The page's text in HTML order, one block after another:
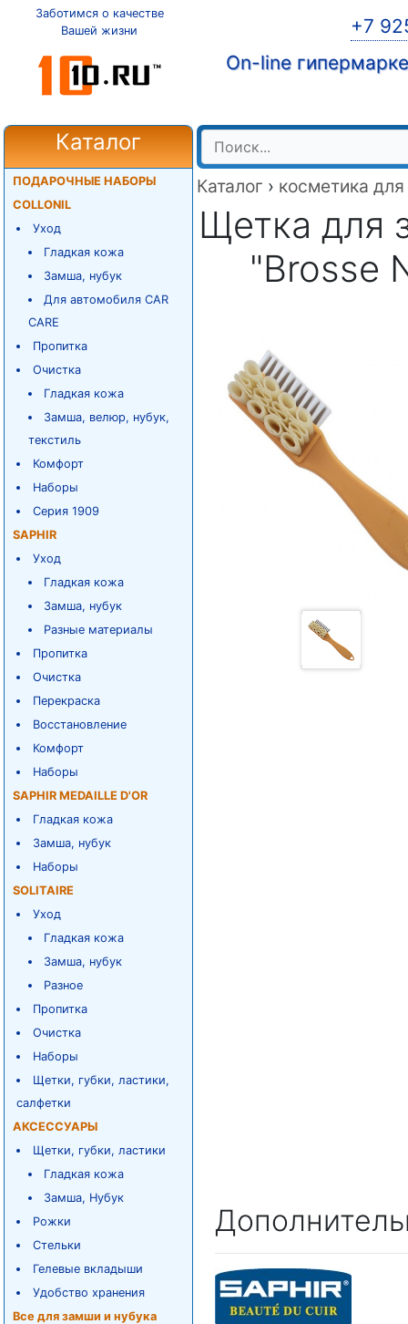
Заботимся о качестве
Вашей жизни
+7
On-line
Каталог
ПОДАРОЧНЫЕ НАБОРЫ
COLLONIL
Уход
Гладкая кожа
Замша, нубук
Для автомобиля CAR
CARE
Пропитка
Очистка
Гладкая кожа
Замша, велюр, нубук,
текстиль
Комфорт
Наборы
Серия 1909
SAPHIR
Уход
Гладкая кожа
Замша, нубук
Разные материалы
Пропитка
Очистка
Перекраска
Восстановление
Комфорт
Наборы
SAPHIR MEDAILLE D'OR
Гладкая кожа
Замша, нубук
Наборы
SOLITAIRE
Уход
Гладкая кожа
Замша, нубук
Разное
Пропитка
Очистка
Наборы
Щетки, губки, ластики,
салфетки
АКСЕССУАРЫ
Щетки, губки, ластики
Гладкая кожа
Замша, Нубук
Рожки
Стельки
Гелевые вкладыши
Удобство хранения
Все для замши и нубука
Каталог › косметика
Щетка для
"Brosse